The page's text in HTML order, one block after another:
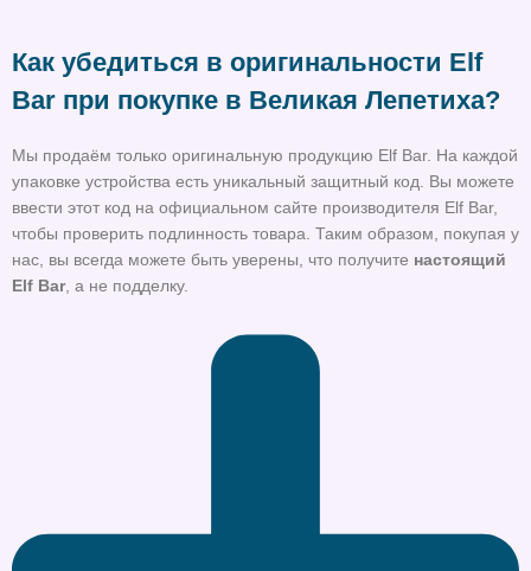
Как убедиться в оригинальности Elf
Bar при покупке в Великая Лепетиха?
Мы продаём только оригинальную продукцию Elf Bar. На каждой
упаковке устройства есть уникальный защитный код. Вы можете
ввести этот код на официальном сайте производителя Elf Bar,
чтобы проверить подлинность товара. Таким образом, покупая у
нас, вы всегда можете быть уверены, что получите настоящий
Elf Bar, а не подделку.